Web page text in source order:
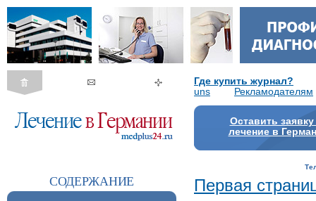
Где купить журнал?
uns
Рекламодателям
Оставить заявку
лечение в
СОДЕРЖАНИЕ Первая